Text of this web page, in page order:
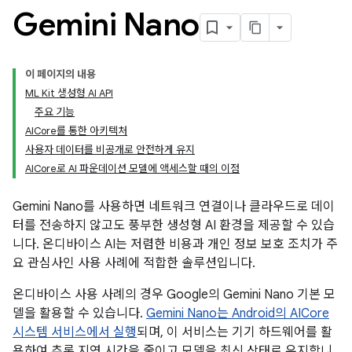
Gemini Nano
이 페이지의 내용
ML Kit 생성형 AI API
주요 기능
AICore를 통한 아키텍처
사용자 데이터를 비공개로 안전하게 유지
AICore로 AI 파운데이션 모델에 액세스할 때의 이점
Gemini Nano를 사용하면 네트워크 연결이나 클라우드로 데이
터를 전송하지 않고도 풍부한 생성형 AI 환경을 제공할 수 있습
니다. 온디바이스 AI는 저렴한 비용과 개인 정보 보호 조치가 주
요 관심사인 사용 사례에 적합한 솔루션입니다.
온디바이스 사용 사례의 경우 Google의 Gemini Nano 기본 모
델을 활용할 수 있습니다. Gemini Nano는 Android의 AICore
시스템 서비스에서 실행되며, 이 서비스는 기기 하드웨어를 활